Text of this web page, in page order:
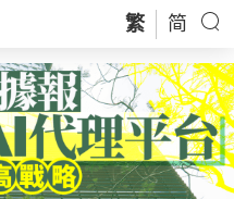
繁 简